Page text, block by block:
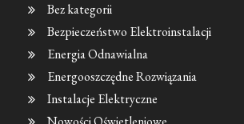
Bez kategorii
Bezpieczeństwo Elektroinstalacji
Energia Odnawialna
Energooszczędne Rozwiązania
Instalacje Elektryczne